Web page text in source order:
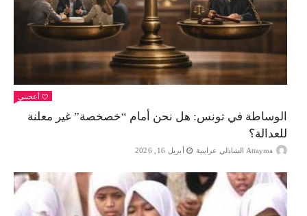
أعجبني
الوساطة في تونس: هل نحن أمام “خصخصة” غير معلنة
للعدالة؟
Attayma الشاذلي عرايبية أبريل 16, 2026